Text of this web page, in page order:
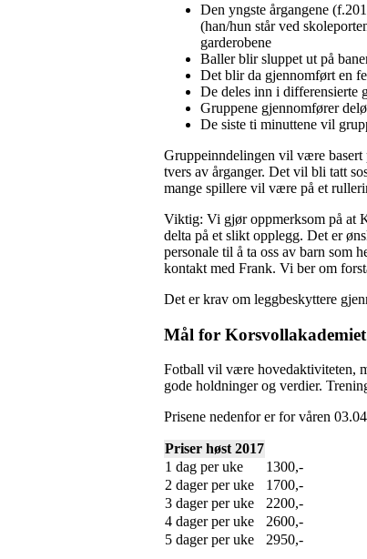
Den yngste årgangene
(han/hun står ved
garderobene
Baller blir sluppet ut på
Det blir da gjennomført en
De deles inn i differensierte
Gruppene gjennomfører
De siste ti minuttene vil
Gruppeinndelingen vil være basert
tvers av årganger. Det vil bli tatt
mange spillere vil være på et
Viktig: Vi gjør oppmerksom på at
delta på et slikt opplegg. Det er
personale til å ta oss av barn som
kontakt med Frank. Vi ber om
Det er krav om leggbeskyttere
Mål for Korsvollakademiet
Fotball vil være hovedaktiviteten,
gode holdninger og verdier.
Prisene nedenfor er for våren
Priser høst 2017
1 dag per uke
1300,-
2 dager per uke
1700,-
3 dager per uke
2200,-
4 dager per uke
2600,-
5 dager per uke
2950,-